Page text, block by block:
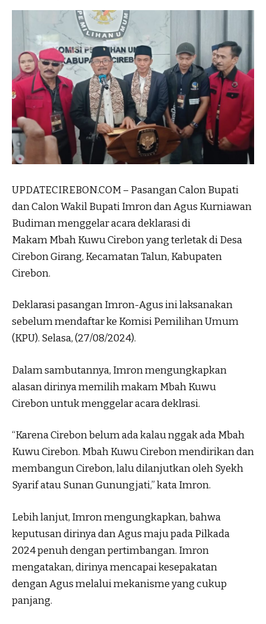
UPDATECIREBON.COM – Pasangan Calon Bupati
dan Calon Wakil Bupati Imron dan Agus Kurniawan
Budiman menggelar acara deklarasi di
Makam Mbah Kuwu Cirebon yang terletak di Desa
Cirebon Girang, Kecamatan Talun, Kabupaten
Cirebon.
Deklarasi pasangan Imron-Agus ini laksanakan
sebelum mendaftar ke Komisi Pemilihan Umum
(KPU). Selasa, (27/08/2024).
Dalam sambutannya, Imron mengungkapkan
alasan dirinya memilih makam Mbah Kuwu
Cirebon untuk menggelar acara deklrasi.
“Karena Cirebon belum ada kalau nggak ada Mbah
Kuwu Cirebon. Mbah Kuwu Cirebon mendirikan dan
membangun Cirebon, lalu dilanjutkan oleh Syekh
Syarif atau Sunan Gunungjati,” kata Imron.
Lebih lanjut, Imron mengungkapkan, bahwa
keputusan dirinya dan Agus maju pada Pilkada
2024 penuh dengan pertimbangan. Imron
mengatakan, dirinya mencapai kesepakatan
dengan Agus melalui mekanisme yang cukup
panjang.